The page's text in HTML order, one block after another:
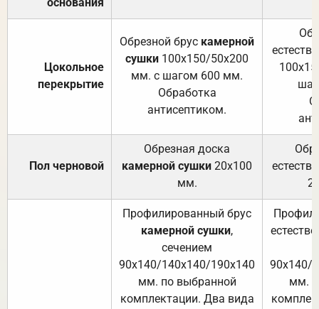
Цокольное
перекрытие
Обрезной брус камерной
сушки 100х150/50х200
мм. с шагом 600 мм.
Обработка
антисептиком.
Пол черновой
Обрезная доска
камерной сушки 20х100
мм.
Профилированный брус
камерной сушки,
сечением
90х140/140х140/190х140
мм. по выбранной
комплектации. Два вида
90х140/
мм.